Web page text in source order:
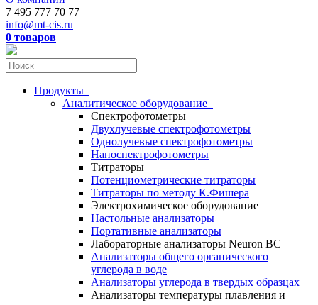
7 495 777 70 77
info@mt-cis.ru
0 товаров
Продукты
Аналитическое оборудование
Спектрофотометры
Двухлучевые спектрофотометры
Однолучевые спектрофотометры
Наноспектрофотометры
Титраторы
Потенциометрические титраторы
Титраторы по методу К.Фишера
Электрохимическое оборудование
Настольные анализаторы
Портативные анализаторы
Лабораторные анализаторы Neuron BC
Анализаторы общего органического
углерода в воде
Анализаторы углерода в твердых образцах
Анализаторы температуры плавления и